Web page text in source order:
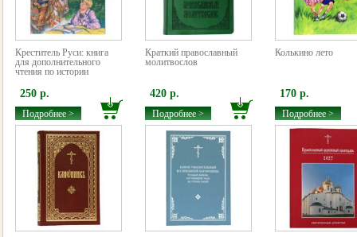
Креститель Руси: книга
для дополнительного
чтения по истории
250 р.
Подробнее >
Краткий православный
молитвослов
420 р.
Подробнее >
Колькино лето
170 р.
Подробнее >